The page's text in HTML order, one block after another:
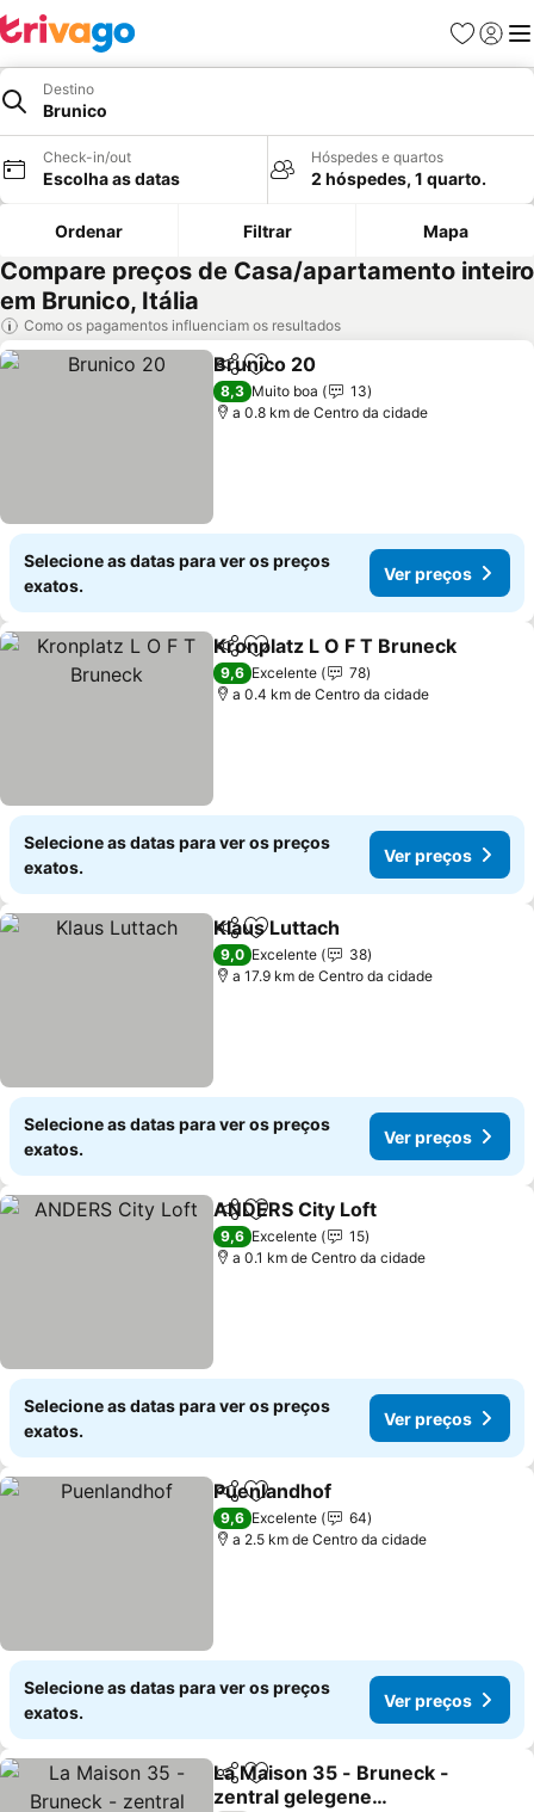
Favoritos
Iniciar
Destino
Brunico
Check-in/out
Escolha as datas
Hóspedes e quartos
2 hóspedes, 1 quarto.
Ordenar Filtrar Mapa
Compare preços de Casa/apartamento inteiro
em Brunico, Itália
Como os pagamentos influenciam os resultados
PartilharAdicionar aos favoritos
Brunico 20
8,3 Muito boa
13
a 0.8 km de Centro da cidade
Selecione as datas para ver os preços
exatos.
Ver preços
PartilharAdicionar aos favoritos
Kronplatz L O F T Bruneck
9,6 Excelente
78
a 0.4 km de Centro da cidade
Selecione as datas para ver os preços
exatos.
Ver preços
PartilharAdicionar aos favoritos
Klaus Luttach
9,0 Excelente
38
a 17.9 km de Centro da cidade
Selecione as datas para ver os preços
exatos.
Ver preços
PartilharAdicionar aos favoritos
ANDERS City Loft
9,6 Excelente
15
a 0.1 km de Centro da cidade
Selecione as datas para ver os preços
exatos.
Ver preços
PartilharAdicionar aos favoritos
Puenlandhof
9,6 Excelente
64
a 2.5 km de Centro da cidade
Selecione as datas para ver os preços
exatos.
Ver preços
PartilharAdicionar aos favoritos
La Maison 35 - Bruneck -
zentral gelegene